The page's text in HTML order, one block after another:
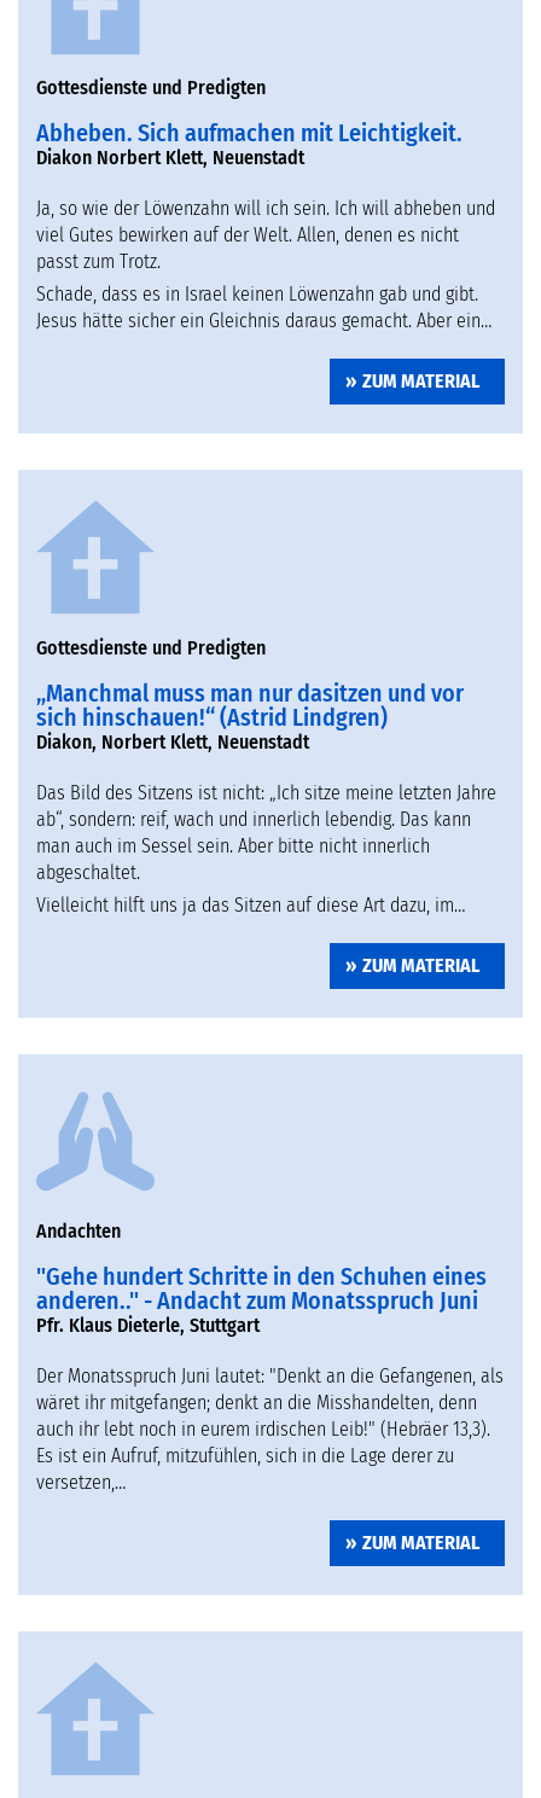
Gottesdienste und Predigten
Abheben. Sich aufmachen mit Leichtigkeit.
Diakon Norbert Klett, Neuenstadt
Ja, so wie der Löwenzahn will ich sein. Ich will abheben und
viel Gutes bewirken auf der Welt. Allen, denen es nicht
passt zum Trotz.
Schade, dass es in Israel keinen Löwenzahn gab und gibt.
Jesus hätte sicher ein Gleichnis daraus gemacht. Aber ein…
ZUM MATERIAL
Gottesdienste und Predigten
„Manchmal muss man nur dasitzen und vor
sich hinschauen!“ (Astrid Lindgren)
Diakon, Norbert Klett, Neuenstadt
Das Bild des Sitzens ist nicht: „Ich sitze meine letzten Jahre
ab“, sondern: reif, wach und innerlich lebendig. Das kann
man auch im Sessel sein. Aber bitte nicht innerlich
abgeschaltet.
Vielleicht hilft uns ja das Sitzen auf diese Art dazu, im…
ZUM MATERIAL
Andachten
"Gehe hundert Schritte in den Schuhen eines
anderen.." - Andacht zum Monatsspruch Juni
Pfr. Klaus Dieterle, Stuttgart
Der Monatsspruch Juni lautet: "Denkt an die Gefangenen, als
wäret ihr mitgefangen; denkt an die Misshandelten, denn
auch ihr lebt noch in eurem irdischen Leib!" (Hebräer 13,3).
Es ist ein Aufruf, mitzufühlen, sich in die Lage derer zu
versetzen,…
ZUM MATERIAL